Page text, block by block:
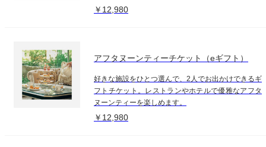
￥12,980
アフタヌーンティーチケット（eギフト）
好きな施設をひとつ選んで、2人でお出かけできるギ
フトチケット。レストランやホテルで優雅なアフタ
ヌーンティーを楽しめます。
￥12,980